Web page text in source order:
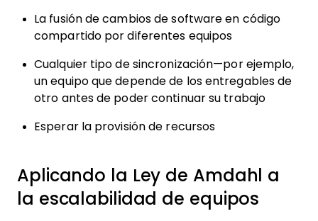
La fusión de cambios de software en código
compartido por diferentes equipos
Cualquier tipo de sincronización—por ejemplo,
un equipo que depende de los entregables de
otro antes de poder continuar su trabajo
Esperar la provisión de recursos
Aplicando la Ley de Amdahl a
la escalabilidad de equipos